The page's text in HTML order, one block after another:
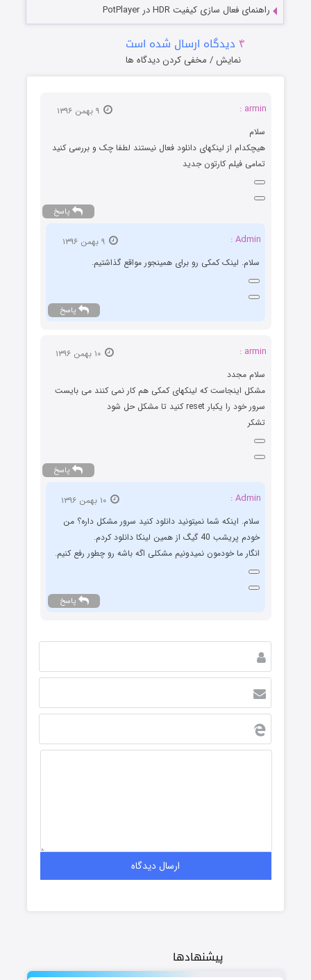
پیشنهادها
راهنمای فعال سازی کیفیت HDR در PotPlayer
۴ دیدگاه ارسال شده است
نمایش / مخفی کردن دیدگاه ها
armin :
۹ بهمن ۱۳۹۶
سلام
هیچکدام از لینکهای دانلود فعال نیستند لطفا چک و بررسی کنید
تمامی فیلم کارتون جدید
پاسخ
Admin :
۹ بهمن ۱۳۹۶
سلام. لینک کمکی رو برای همینجور مواقع گذاشتیم.
پاسخ
armin :
۱۰ بهمن ۱۳۹۶
سلام مجدد
مشکل اینجاست که لینکهای کمکی هم کار نمی کنند می بایست
سرور خود را یکبار reset کنید تا مشکل حل شود
تشکر
پاسخ
Admin :
۱۰ بهمن ۱۳۹۶
سلام. اینکه شما نمیتونید دانلود کنید سرور مشکل داره؟ من
خودم پریشب 40 گیگ از همین لینکا دانلود کردم.
انگار ما خودمون نمیدونیم مشکلی اگه باشه رو چطور رفع کنیم.
پاسخ